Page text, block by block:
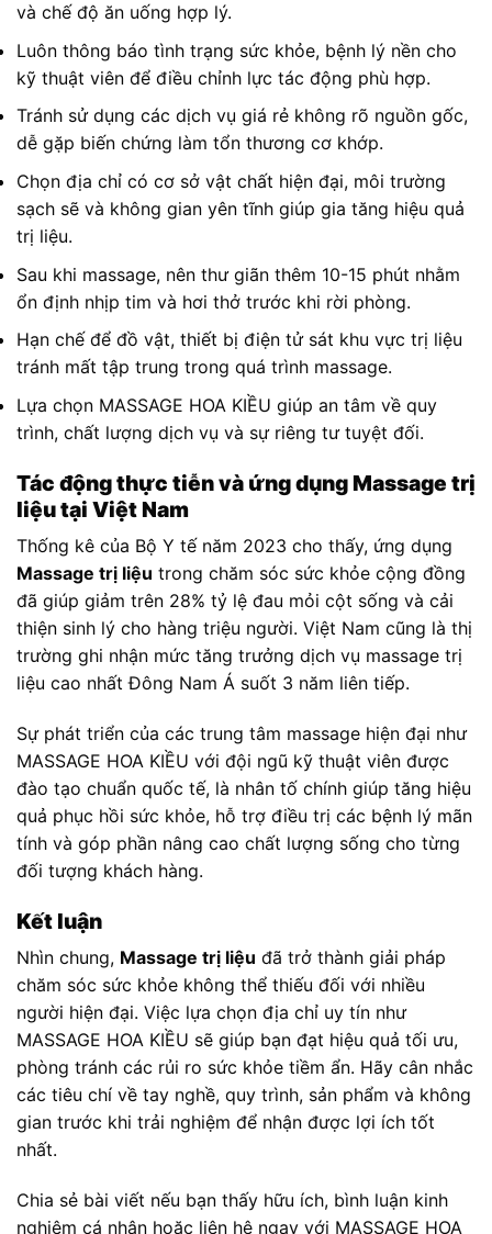
và chế độ ăn uống hợp lý.
Luôn thông báo tình trạng sức khỏe, bệnh lý nền cho
kỹ thuật viên để điều chỉnh lực tác động phù hợp.
Tránh sử dụng các dịch vụ giá rẻ không rõ nguồn gốc,
dễ gặp biến chứng làm tổn thương cơ khớp.
Chọn địa chỉ có cơ sở vật chất hiện đại, môi trường
sạch sẽ và không gian yên tĩnh giúp gia tăng hiệu quả
trị liệu.
Sau khi massage, nên thư giãn thêm 10-15 phút nhằm
ổn định nhịp tim và hơi thở trước khi rời phòng.
Hạn chế để đồ vật, thiết bị điện tử sát khu vực trị liệu
tránh mất tập trung trong quá trình massage.
Lựa chọn MASSAGE HOA KIỀU giúp an tâm về quy
trình, chất lượng dịch vụ và sự riêng tư tuyệt đối.
Tác động thực tiễn và ứng dụng Massage trị
liệu tại Việt Nam
Thống kê của Bộ Y tế năm 2023 cho thấy, ứng dụng
Massage trị liệu trong chăm sóc sức khỏe cộng đồng
đã giúp giảm trên 28% tỷ lệ đau mỏi cột sống và cải
thiện sinh lý cho hàng triệu người. Việt Nam cũng là thị
trường ghi nhận mức tăng trưởng dịch vụ massage trị
liệu cao nhất Đông Nam Á suốt 3 năm liên tiếp.
Sự phát triển của các trung tâm massage hiện đại như
MASSAGE HOA KIỀU với đội ngũ kỹ thuật viên được
đào tạo chuẩn quốc tế, là nhân tố chính giúp tăng hiệu
quả phục hồi sức khỏe, hỗ trợ điều trị các bệnh lý mãn
tính và góp phần nâng cao chất lượng sống cho từng
đối tượng khách hàng.
Kết luận
Nhìn chung, Massage trị liệu đã trở thành giải pháp
chăm sóc sức khỏe không thể thiếu đối với nhiều
người hiện đại. Việc lựa chọn địa chỉ uy tín như
MASSAGE HOA KIỀU sẽ giúp bạn đạt hiệu quả tối ưu,
phòng tránh các rủi ro sức khỏe tiềm ẩn. Hãy cân nhắc
các tiêu chí về tay nghề, quy trình, sản phẩm và không
gian trước khi trải nghiệm để nhận được lợi ích tốt
nhất.
Chia sẻ bài viết nếu bạn thấy hữu ích, bình luận kinh
nghiệm cá nhân hoặc liên hệ ngay với MASSAGE HOA